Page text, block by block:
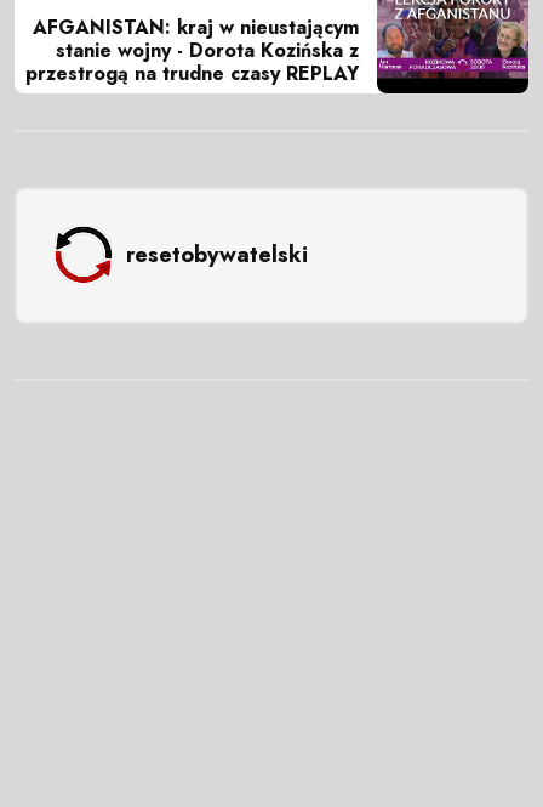
AFGANISTAN: kraj w nieustającym
stanie wojny - Dorota Kozińska z
przestrogą na trudne czasy REPLAY
resetobywatelski